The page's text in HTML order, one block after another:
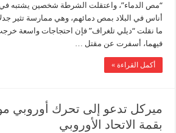
“مص الدماء”، واعتقلت الشرطة شخصين يشتبه في
أناس في البلاد بمص دمائهم، وهي ممارسة تثير
ما نقلت “ديلي تلغراف” فإن احتجاجات واسعة
فيهما، أسفرت عن مقتل …
أكمل القراءة »
ميركل تدعو إلى تحرك أوروبي
بقمة الاتحاد الأوروبي